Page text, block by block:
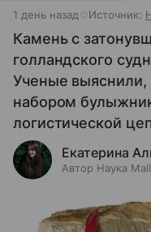
1 день назад Источник:
Камень с
голландского
Ученые выяснили,
набором
логистической
Екатерина
Автор Наука Mail